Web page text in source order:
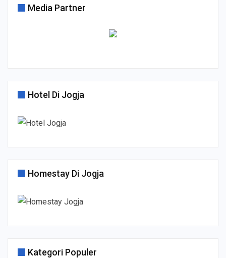
Media Partner
Hotel Di Jogja
Homestay Di Jogja
Kategori Populer